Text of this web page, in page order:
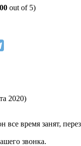
out of 5)
2020)
все время занят,
звонка.